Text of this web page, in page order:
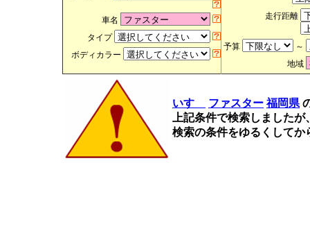
車名
タイプ
ボディカラー
走行距離
予算
～
地域
いすゞ ファスター 福岡県
上記条件で検索しました
検索の条件をゆるくして